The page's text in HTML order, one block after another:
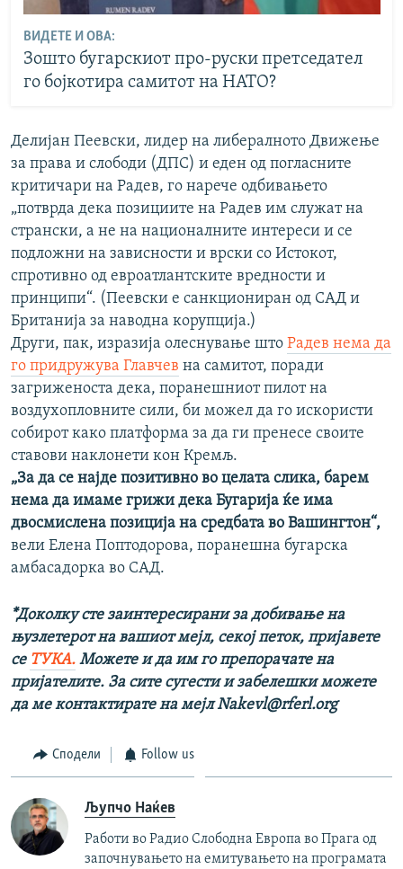
ВИДЕТЕ И ОВА:
Зошто бугарскиот про-руски претседател
го бојкотира самитот на НАТО?
Делијан Пеевски, лидер на либералното Движење
за права и слободи (ДПС) и еден од погласните
критичари на Радев, го нарече одбивањето
„потврда дека позициите на Радев им служат на
странски, а не на националните интереси и се
подложни на зависности и врски со Истокот,
спротивно од евроатлантските вредности и
принципи“. (Пеевски е санкциониран од САД и
Британија за наводна корупција.)
Други, пак, изразија олеснување што Радев нема да
го придружува Главчев на самитот, поради
загриженоста дека, поранешниот пилот на
воздухопловните сили, би можел да го искористи
собирот како платформа за да ги пренесе своите
ставови наклонети кон Кремљ.
„За да се најде позитивно во целата слика, барем
нема да имаме грижи дека Бугарија ќе има
двосмислена позиција на средбата во Вашингтон“,
вели Елена Поптодорова, поранешна бугарска
амбасадорка во САД.
*Доколку сте заинтересирани за добивање на
њузлетерот на вашиот мејл, секој петок, пријавете
се ТУКА. Можете и да им го препорачате на
пријателите. За сите сугести и забелешки можете
да ме контактирате на мејл Nakevl@rferl.org
Сподели Follow us
Љупчо Наќев
Работи во Радио Слободна Европа во Прага од
започнувањето на емитувањето на програмата